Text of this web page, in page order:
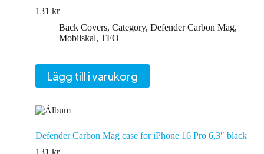
131 kr
Back Covers, Category, Defender Carbon Mag,
Mobilskal, TFO
Lägg till i varukorg
Defender Carbon Mag case for iPhone 16 Pro 6,3″ black
131 kr